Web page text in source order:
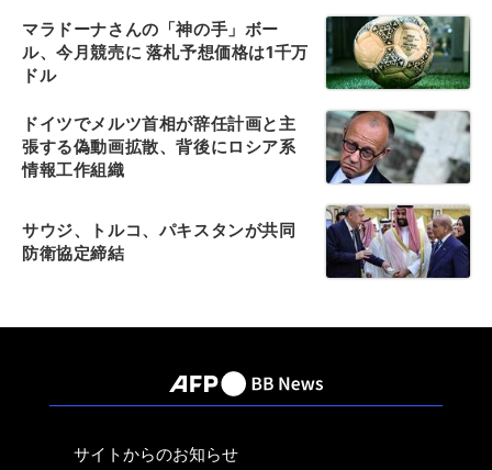
マラドーナさんの「神の手」ボー
ル、今月競売に 落札予想価格は1千万
ドル
ドイツでメルツ首相が辞任計画と主
張する偽動画拡散、背後にロシア系
情報工作組織
サウジ、トルコ、パキスタンが共同
防衛協定締結
サイトからのお知らせ